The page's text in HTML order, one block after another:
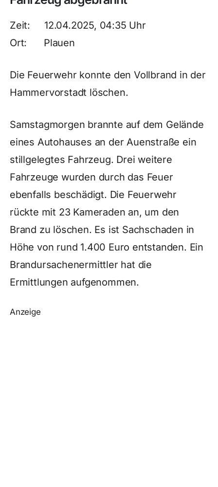
Zeit: 12.04.2025, 04:35 Uhr
Ort: Plauen
Die Feuerwehr konnte den Vollbrand in der
Hammervorstadt löschen.
Samstagmorgen brannte auf dem Gelände
eines Autohauses an der Auenstraße ein
stillgelegtes Fahrzeug. Drei weitere
Fahrzeuge wurden durch das Feuer
ebenfalls beschädigt. Die Feuerwehr
rückte mit 23 Kameraden an, um den
Brand zu löschen. Es ist Sachschaden in
Höhe von rund 1.400 Euro entstanden. Ein
Brandursachenermittler hat die
Ermittlungen aufgenommen.
Anzeige